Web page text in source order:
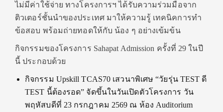
ไม่มีค่าใช้จ่าย ทางโครงการฯ ได้รับความร่วมมือจาก
ติวเตอร์ชั้นนำของประเทศ มาให้ความรู้ เทคนิคการทำ
ข้อสอบ พร้อมถ่ายทอดให้กับ น้อง ๆ อย่างเข้มข้น
กิจกรรมของโครงการ Sahapat Admission ครั้งที่ 29 ในปี
นี้ ประกอบด้วย
กิจกรรม Upskill TCAS70 เสวนาพิเศษ “วัยรุ่น TEST ดี
TEST นี้ต้องรอด” จัดขึ้นในวันเปิดตัวโครงการ วัน
พฤหัสบดีที่ 23 กรกฎาคม 2569 ณ ห้อง Auditorium